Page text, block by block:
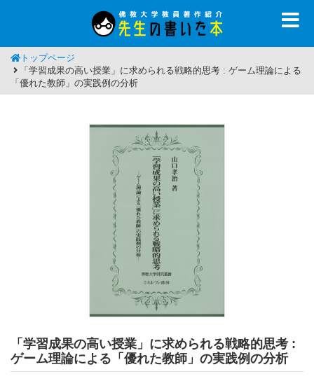
トップページ
「学習成果の高い授業」に求められる戦略的思考 : ゲーム理論による
「優れた教師」の実践例の分析
「学習成果の高い授業」に求められる戦略的思考 :
ゲーム理論による「優れた教師」の実践例の分析